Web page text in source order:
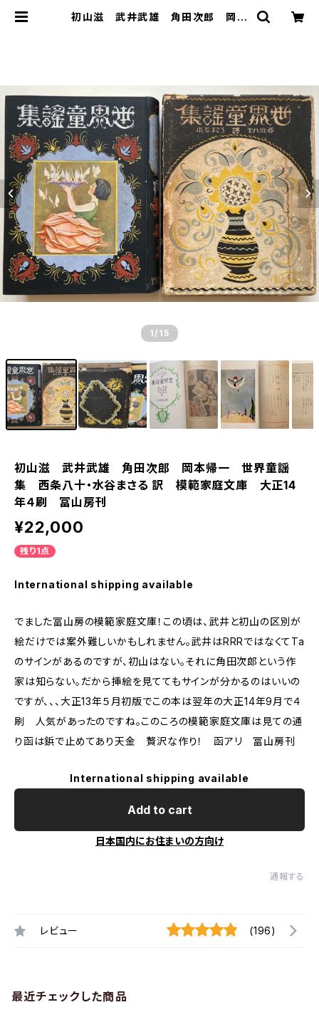
初山滋 武井武雄 角田次郎 岡本
1 /15
初山滋 武井武雄 角田次郎 岡本帰一 世界童謡
集 西条八十・水谷まさる 訳 模範家庭文庫 大正14
年４刷 冨山房刊
¥22,000
残り1点
International shipping available
でました冨山房の模範家庭文庫！この頃は、武井と初山の区別が
絵だけでは案外難しいかもしれません。武井はRRRではなくてTa
のサインがあるのですが、初山はない。それに角田次郎という作
家は知らない。だから挿絵を見ててもサインが分かるのはいいの
ですが、、、大正13年５月初版でこの本は翌年の大正14年9月で４
刷 人気があったのですね。このころの模範家庭文庫は見ての通
り函は鋲で止めてあり天金 贅沢な作り！ 函アリ 冨山房刊
International shipping available
Add to cart
日本国内にお住まいの方向け
通報する
レビュー (196)
最近チェックした商品